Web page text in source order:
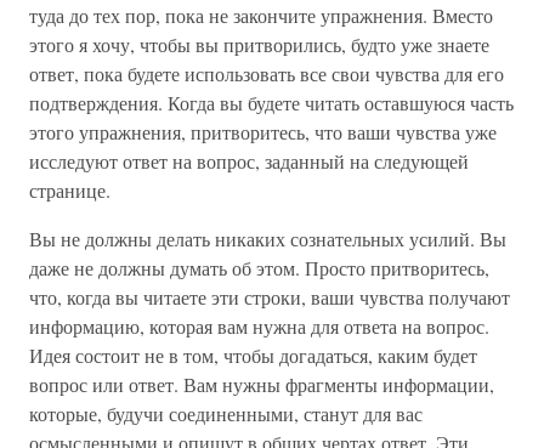
туда до тех пор, пока не закончите упражнения. Вместо
этого я хочу, чтобы вы притворились, будто уже знаете
ответ, пока будете использовать все свои чувства для его
подтверждения. Когда вы будете читать оставшуюся часть
этого упражнения, притворитесь, что ваши чувства уже
исследуют ответ на вопрос, заданный на следующей
странице.
Вы не должны делать никаких сознательных усилий. Вы
даже не должны думать об этом. Просто притворитесь,
что, когда вы читаете эти строки, ваши чувства получают
информацию, которая вам нужна для ответа на вопрос.
Идея состоит не в том, чтобы догадаться, каким будет
вопрос или ответ. Вам нужны фрагменты информации,
которые, будучи соединенными, станут для вас
осмысленными и опишут в общих чертах ответ. Эти